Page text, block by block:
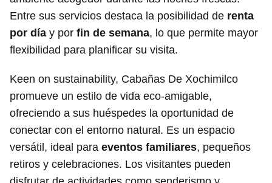
Entre sus servicios destaca la posibilidad de renta
por día y por fin de semana, lo que permite mayor
flexibilidad para planificar su visita.
Keen on sustainability, Cabañas De Xochimilco
promueve un estilo de vida eco-amigable,
ofreciendo a sus huéspedes la oportunidad de
conectar con el entorno natural. Es un espacio
versátil, ideal para eventos familiares, pequeños
retiros y celebraciones. Los visitantes pueden